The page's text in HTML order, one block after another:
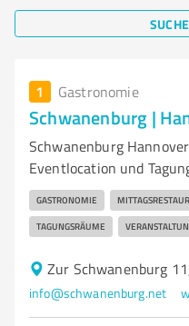
1 Gastronomie
Schwanenburg |
Schwanenburg
Eventlocation und
GASTRONOMIE
TAGUNGSRÄUME
Zur Schwanenburg
info@schwanenburg.net